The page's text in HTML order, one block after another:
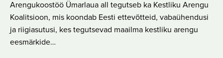
Arengukoostöö Ümarlaua all tegutseb ka Kestliku Arengu
Koalitsioon, mis koondab Eesti ettevõtteid, vabaühendusi
ja riigiasutusi, kes tegutsevad maailma kestliku arengu
eesmärkide…